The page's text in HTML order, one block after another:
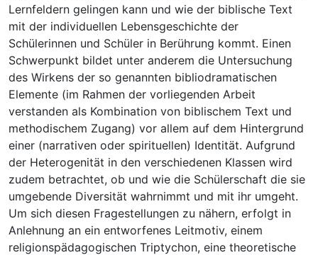
Lernfeldern gelingen kann und wie der biblische Text
mit der individuellen Lebensgeschichte der
Schülerinnen und Schüler in Berührung kommt. Einen
Schwerpunkt bildet unter anderem die Untersuchung
des Wirkens der so genannten bibliodramatischen
Elemente (im Rahmen der vorliegenden Arbeit
verstanden als Kombination von biblischem Text und
methodischem Zugang) vor allem auf dem Hintergrund
einer (narrativen oder spirituellen) Identität. Aufgrund
der Heterogenität in den verschiedenen Klassen wird
zudem betrachtet, ob und wie die Schülerschaft die sie
umgebende Diversität wahrnimmt und mit ihr umgeht.
Um sich diesen Fragestellungen zu nähern, erfolgt in
Anlehnung an ein entworfenes Leitmotiv, einem
religionspädagogischen Triptychon, eine theoretische